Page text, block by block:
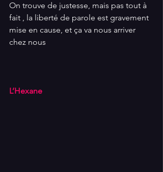
On trouve de justesse, mais pas tout à
fait , la liberté de parole est gravement
mise en cause, et ça va nous arriver
chez nous
L’Hexane